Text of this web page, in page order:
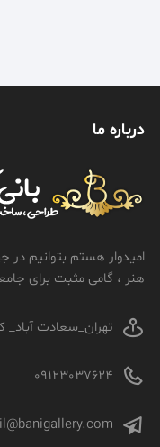
درباره ما
امیدوار هستم بتوانیم
هنر ، گامی مثبت برای
تهران_سعادت آباد_
09123037624